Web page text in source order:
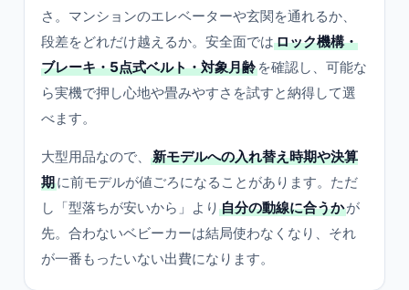
さ。マンションのエレベーターや玄関を通れるか、
段差をどれだけ越えるか。安全面ではロック機構・
ブレーキ・5点式ベルト・対象月齢 を確認し、可能な
ら実機で押し心地や畳みやすさを試すと納得して選
べます。
大型用品なので、
新モデルへの入れ替え時期や決算
期に前モデルが値ごろになることがあります。ただ
し「型落ちが安いから」より 自分の動線に合うかが
先。合わないベビーカーは結局使わなくなり、それ
が一番もったいない出費になります。